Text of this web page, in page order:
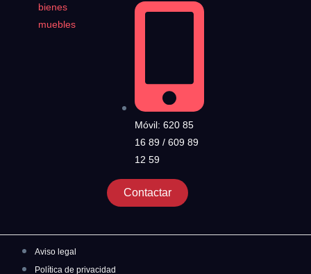
bienes
muebles
Móvil: 620 85
16 89 / 609 89
12 59
Contactar
Aviso legal
Política de privacidad